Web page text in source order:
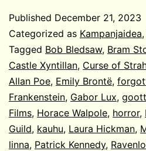
Published December 21, 2023
Categorized as Kampanjaidea,
Tagged Bob Bledsaw, Bram
Castle Xyntillan, Curse of
Allan Poe, Emily Brontë,
Frankenstein, Gabor Lux,
Films, Horace Walpole, horror,
Guild, kauhu, Laura Hickman,
linna, Patrick Kennedy,